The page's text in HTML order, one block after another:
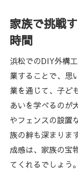
家族で挑戦
時間
浜松でのDIY外構
業することで、思
業を通じて、子ど
あいを学べるのが
やフェンスの設置
族の絆も深まりま
成感は、家族の宝
てくれるでしょう。